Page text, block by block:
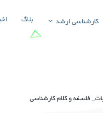
کارشناسی ارشد بلاگ
فلسفه و کلام کارشناسی